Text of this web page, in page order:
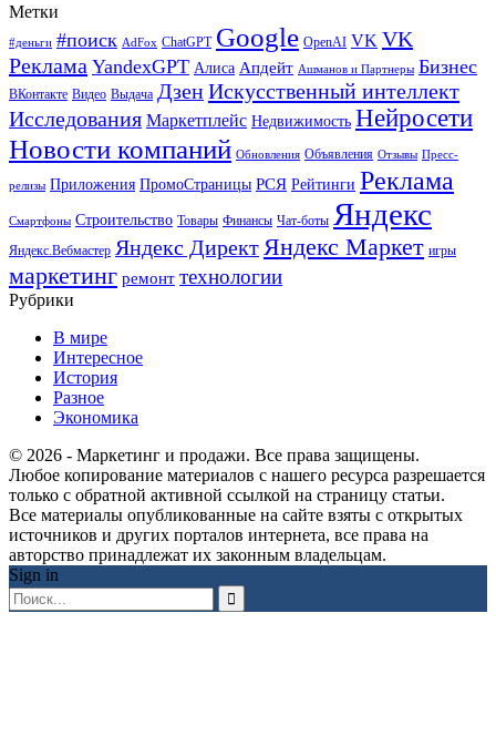
Метки
#деньги #поиск AdFox ChatGPT Google OpenAI VK VK
Реклама YandexGPT Алиса Апдейт Ашманов и Партнеры Бизнес
ВКонтакте Видео Выдача ДзенИскусственный интеллект
Исследования Маркетплейс Недвижимость Нейросети
Новости компаний Обновления Объявления Отзывы Пресс-
релизы Приложения ПромоСтраницы РСЯ Рейтинги Реклама
Смартфоны Строительство Товары Финансы Чат-боты Яндекс
Яндекс.Вебмастер Яндекс Директ Яндекс Маркет игры
маркетинг ремонт технологии
Рубрики
В мире
Интересное
История
Разное
Экономика
© 2026 - Маркетинг и продажи. Все права защищены.
Любое копирование материалов с нашего ресурса разрешается
только с обратной активной ссылкой на страницу статьи.
Все материалы опубликованные на сайте взяты с открытых
источников и других порталов интернета, все права на
авторство принадлежат их законным владельцам.
Sign in